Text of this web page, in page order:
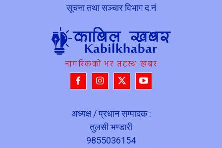
सूचना तथा सञ्चार विभाग द.नं
नागरिकको भर तटस्थ खबर
अध्यक्ष / प्रधान सम्पादक :
तुलसी भण्डारी
9855036154